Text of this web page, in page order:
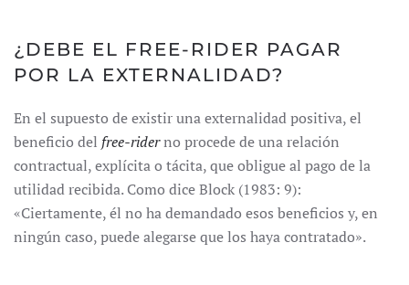
¿DEBE EL FREE-RIDER PAGAR
POR LA EXTERNALIDAD?
En el supuesto de existir una externalidad positiva, el
beneficio del free-riderno procede de una relación
contractual, explícita o tácita, que obligue al pago de la
utilidad recibida. Como dice Block (1983: 9):
«Ciertamente, él no ha demandado esos beneficios y, en
ningún caso, puede alegarse que los haya contratado».